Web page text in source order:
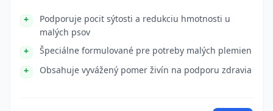
Podporuje pocit sýtosti a redukciu hmotnosti u
malých psov
Špeciálne formulované pre potreby malých plemien
Obsahuje vyvážený pomer živín na podporu zdravia